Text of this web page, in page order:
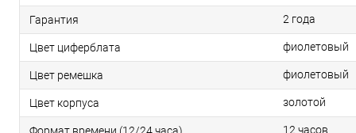
Гарантия 2 года
Цвет циферблата фиолетовый
Цвет ремешка фиолетовый
Цвет корпуса золотой
12 часов